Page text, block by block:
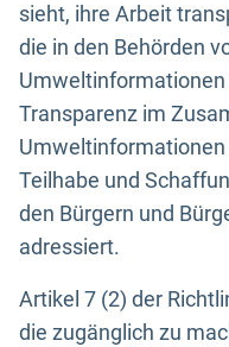
sieht, ihre Arbeit
die in den Behörden
Transparenz im
Teilhabe und
den Bürgern und
adressiert.
Artikel 7 (2) der
die zugänglich zu